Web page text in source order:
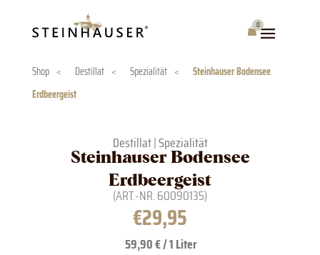
0
Warenkorb
Shop < Destillat < Spezialität <
Steinhauser Bodensee
Erdbeergeist
Destillat|Spezialität
Steinhauser Bodensee
Erdbeergeist
(ART.-NR.60090135)
€29,95
59,90 € / 1 Liter